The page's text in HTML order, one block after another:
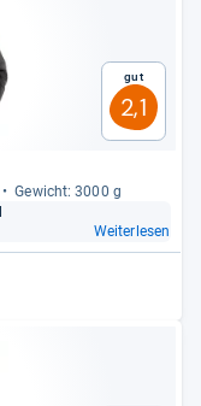
Gut
2,1
Gewicht: 3000 g
Weiterlesen